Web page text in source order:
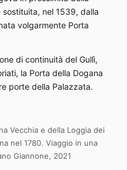
nel 1539, dalla
volgarmente Porta
di continuità del Gullì,
la Porta della Dogana
porte della Palazzata.
Vecchia e della Loggia dei
nel 1780. Viaggio in una
Giannone, 2021